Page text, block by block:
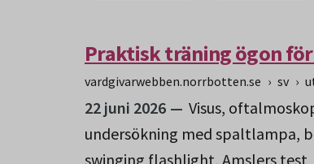
Praktisk träning ögon
vardgivarwebben.norrbotten.se › sv ›
22 juni 2026
Visus,
undersökning med spaltlampa,
swinging flashlight, Amslers test